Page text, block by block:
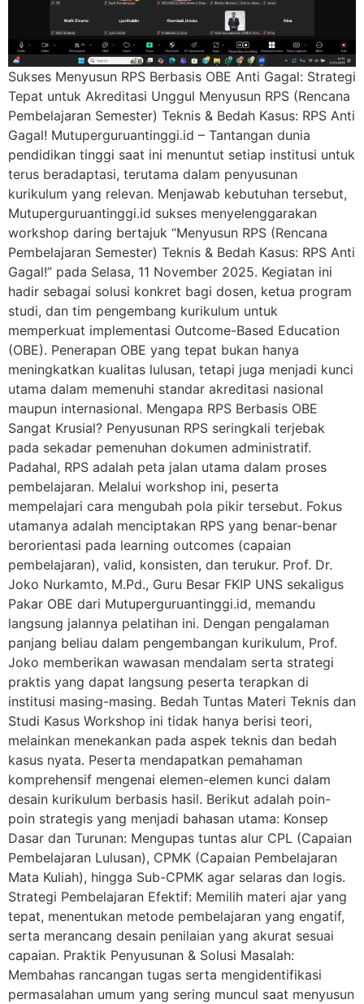
Sukses Menyusun RPS Berbasis OBE Anti Gagal: Strategi
Tepat untuk Akreditasi Unggul Menyusun RPS (Rencana
Pembelajaran Semester) Teknis & Bedah Kasus: RPS Anti
Gagal! Mutuperguruantinggi.id – Tantangan dunia
pendidikan tinggi saat ini menuntut setiap institusi untuk
terus beradaptasi, terutama dalam penyusunan
kurikulum yang relevan. Menjawab kebutuhan tersebut,
Mutuperguruantinggi.id sukses menyelenggarakan
workshop daring bertajuk “Menyusun RPS (Rencana
Pembelajaran Semester) Teknis & Bedah Kasus: RPS Anti
Gagal!” pada Selasa, 11 November 2025. Kegiatan ini
hadir sebagai solusi konkret bagi dosen, ketua program
studi, dan tim pengembang kurikulum untuk
memperkuat implementasi Outcome-Based Education
(OBE). Penerapan OBE yang tepat bukan hanya
meningkatkan kualitas lulusan, tetapi juga menjadi kunci
utama dalam memenuhi standar akreditasi nasional
maupun internasional. Mengapa RPS Berbasis OBE
Sangat Krusial? Penyusunan RPS seringkali terjebak
pada sekadar pemenuhan dokumen administratif.
Padahal, RPS adalah peta jalan utama dalam proses
pembelajaran. Melalui workshop ini, peserta
mempelajari cara mengubah pola pikir tersebut. Fokus
utamanya adalah menciptakan RPS yang benar-benar
berorientasi pada learning outcomes (capaian
pembelajaran), valid, konsisten, dan terukur. Prof. Dr.
Joko Nurkamto, M.Pd., Guru Besar FKIP UNS sekaligus
Pakar OBE dari Mutuperguruantinggi.id, memandu
langsung jalannya pelatihan ini. Dengan pengalaman
panjang beliau dalam pengembangan kurikulum, Prof.
Joko memberikan wawasan mendalam serta strategi
praktis yang dapat langsung peserta terapkan di
institusi masing-masing. Bedah Tuntas Materi Teknis dan
Studi Kasus Workshop ini tidak hanya berisi teori,
melainkan menekankan pada aspek teknis dan bedah
kasus nyata. Peserta mendapatkan pemahaman
komprehensif mengenai elemen-elemen kunci dalam
desain kurikulum berbasis hasil. Berikut adalah poin-
poin strategis yang menjadi bahasan utama: Konsep
Dasar dan Turunan: Mengupas tuntas alur CPL (Capaian
Pembelajaran Lulusan), CPMK (Capaian Pembelajaran
Mata Kuliah), hingga Sub-CPMK agar selaras dan logis.
Strategi Pembelajaran Efektif: Memilih materi ajar yang
tepat, menentukan metode pembelajaran yang engatif,
serta merancang desain penilaian yang akurat sesuai
capaian. Praktik Penyusunan & Solusi Masalah:
Membahas rancangan tugas serta mengidentifikasi
permasalahan umum yang sering muncul saat menyusun